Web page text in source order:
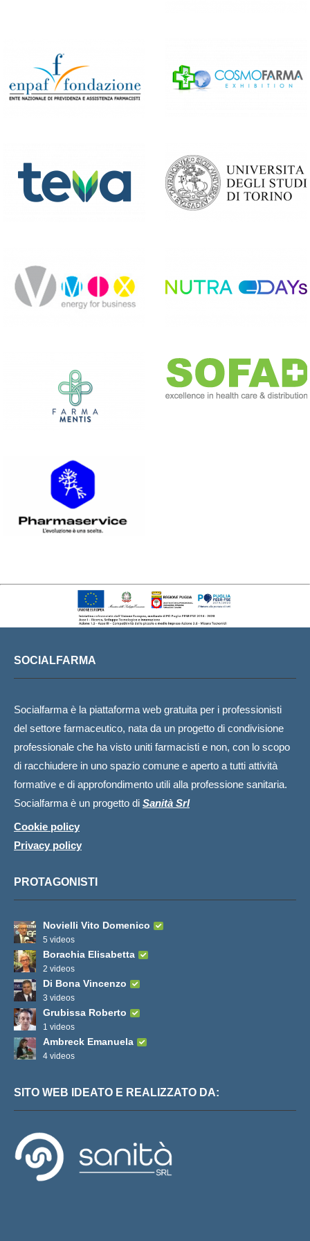
SOCIALFARMA
Socialfarma è la piattaforma web gratuita per i professionisti
del settore farmaceutico, nata da un progetto di condivisione
professionale che ha visto uniti farmacisti e non, con lo scopo
di racchiudere in uno spazio comune e aperto a tutti attività
formative e di approfondimento utili alla professione sanitaria.
Socialfarma è un progetto di Sanità Srl
Cookie policy
Privacy policy
PROTAGONISTI
Novielli Vito Domenico
5 videos
Borachia Elisabetta
2 videos
Di Bona Vincenzo
3 videos
Grubissa Roberto
1 videos
Ambreck Emanuela
4 videos
SITO WEB IDEATO E REALIZZATO DA: